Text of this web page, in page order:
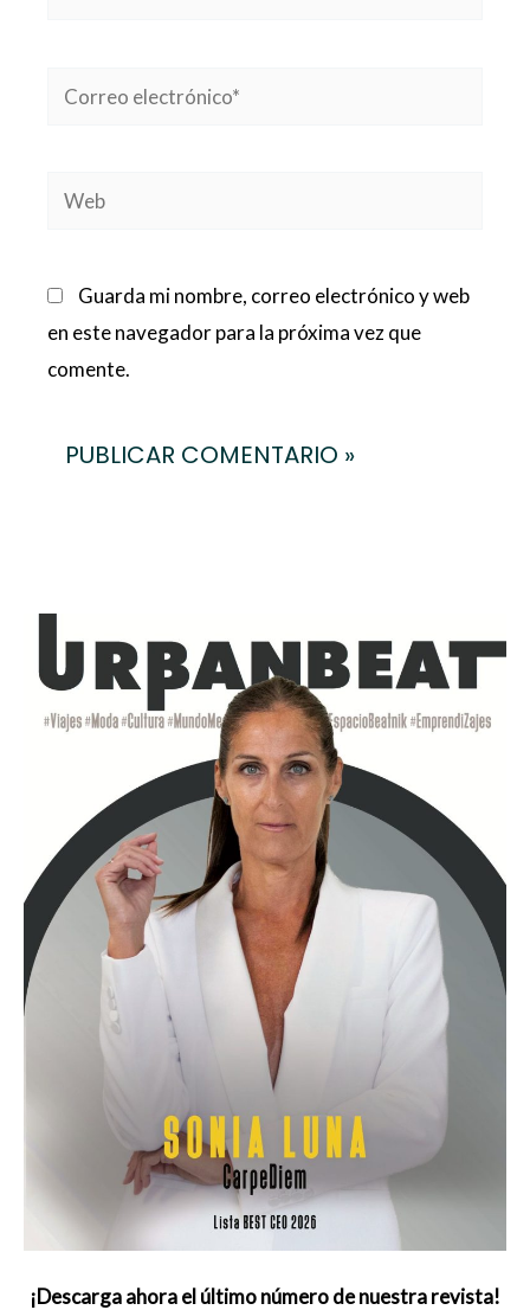
Correo
Web
Guarda mi nombre, correo electrónico y web
en este navegador para la próxima vez que
comente.
¡Descarga ahora el último número de nuestra revista!